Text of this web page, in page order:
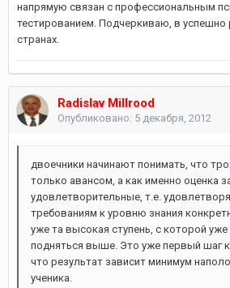
напрямую связан с профессиональным
тестированием. Подчеркиваю, в
странах.
Radislav Millrood
Опубликовано: 5 декабря, 2012
двоечники начинают понимать, что
только авансом, а как именно оценка
удовлетворительные, т.е.
требованиям к уровню знания
уже та высокая ступень, с которой уже
подняться выше. Это уже первый шаг
что результат зависит минимум
ученика.